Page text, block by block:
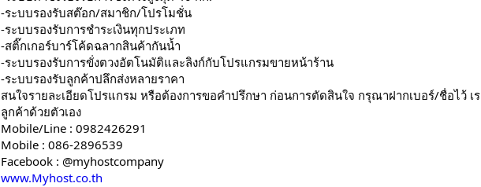
-ระบบรองรับสต๊อก/สมาชิก/โปรโมชั่น
-ระบบรองรับการชำระเงินทุกประเภท
-สติ๊กเกอร์บาร์โค้ดฉลากสินค้ากันน้ำ
-ระบบรองรับการขั่งตวงอัตโนมัติและลิงก์กับโปรแกรมขายหน้าร้าน
-ระบบรองรับลูกค้าปลึกส่งหลายราคา
สนใจรายละเอียดโปรแกรม หรือต้องการขอคำปรึกษา ก่อนการตัดสินใจ กรุณาฝากเบอร์/ชื่อไว้
ลูกค้าด้วยตัวเอง
Mobile/Line : 0982426291
Mobile : 086-2896539
Facebook : @myhostcompany
www.Myhost.co.th